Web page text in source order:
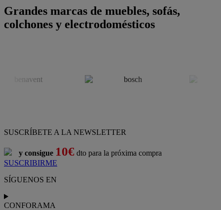
Grandes marcas de muebles, sofás,
colchones y electrodomésticos
SUSCRÍBETE A LA NEWSLETTER
y consigue 10€ dto para la próxima compra
SUSCRIBIRME
SÍGUENOS EN
CONFORAMA